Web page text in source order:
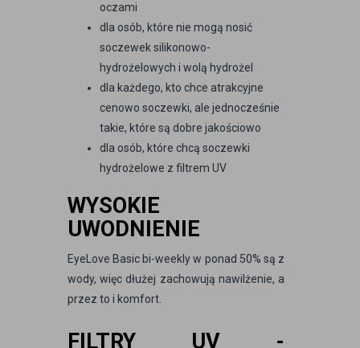
oczami
dla osób, które nie mogą nosić
soczewek silikonowo-
hydrożelowych i wolą hydrożel
dla każdego, kto chce atrakcyjne
cenowo soczewki, ale jednocześnie
takie, które są dobre jakościowo
dla osób, które chcą soczewki
hydrożelowe z filtrem UV
WYSOKIE
UWODNIENIE
EyeLove Basic bi-weekly w ponad 50% są z
wody, więc dłużej zachowują nawilżenie, a
przez to i komfort.
FILTRY UV -